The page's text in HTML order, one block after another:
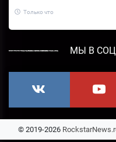
Только что
МЫ В
© 2019-2026